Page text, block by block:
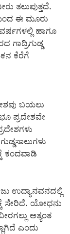
ತಲುಪುತ್ತದೆ.
ಈ ಮೂರು
ಹಾಗೂ
ಗಾದ್ರಿಗುಡ್ಡ
ಕೆರೆಗೆ
ಬಯಲು
ಪ್ರದೇಶವೇ
ಕಂದವಾಡಿ
ಉದ್ಯಾನವನದಲ್ಲಿ
ಸೇರಿದೆ. ಯೋಧನು
ಅತ್ಯಂತ
ಎಂದು